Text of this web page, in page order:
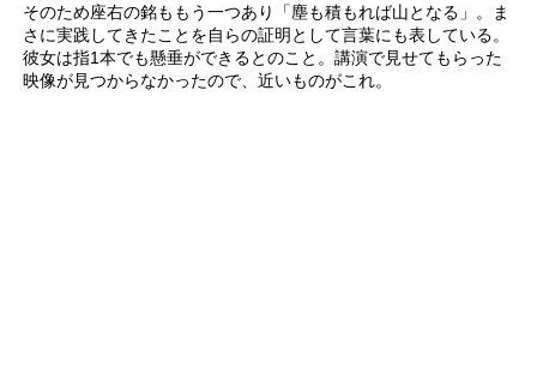
そのため座右の銘ももう一つあり「塵も積もれば山となる」。ま
さに実践してきたことを自らの証明として言葉にも表している。
彼女は指1本でも懸垂ができるとのこと。講演で見せてもらった
映像が見つからなかったので、近いものがこれ。